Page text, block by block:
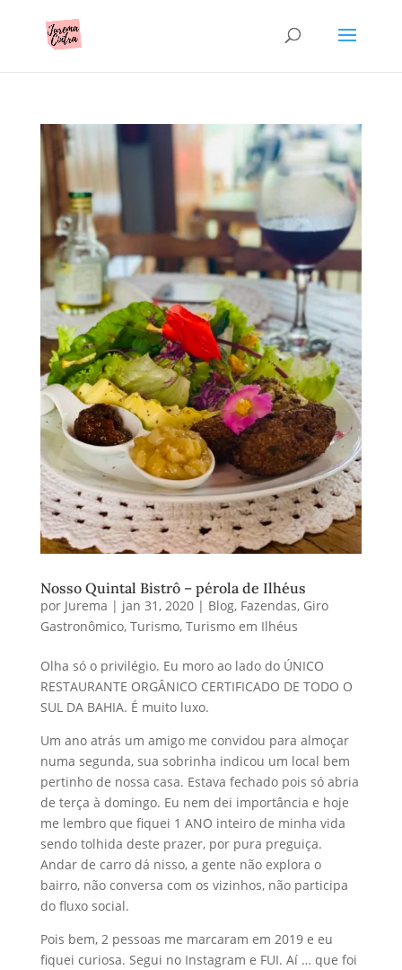
Nosso Quintal Bistrô – pérola de Ilhéus
por Jurema | jan 31, 2020| Blog, Fazendas, Giro
Gastronômico, Turismo, Turismo em Ilhéus
Olha só o privilégio. Eu moro ao lado do ÚNICO
RESTAURANTE ORGÂNICO CERTIFICADO DE TODO O
SUL DA BAHIA. É muito luxo.
Um ano atrás um amigo me convidou para almoçar
numa segunda, sua sobrinha indicou um local bem
pertinho de nossa casa. Estava fechado pois só abria
de terça à domingo. Eu nem dei importância e hoje
me lembro que fiquei 1 ANO inteiro de minha vida
sendo tolhida deste prazer, por pura preguiça.
Andar de carro dá nisso, a gente não explora o
bairro, não conversa com os vizinhos, não participa
do fluxo social.
Pois bem, 2 pessoas me marcaram em 2019 e eu
fiquei curiosa. Segui no Instagram e FUI. Aí … que foi